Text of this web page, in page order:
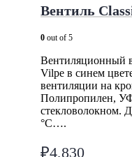
Вентиль
0 out of 5
Вентиляционный
Vilpe в синем
вентиляции на
Полипропилен,
стекловолокном.
°C….
₽4,830